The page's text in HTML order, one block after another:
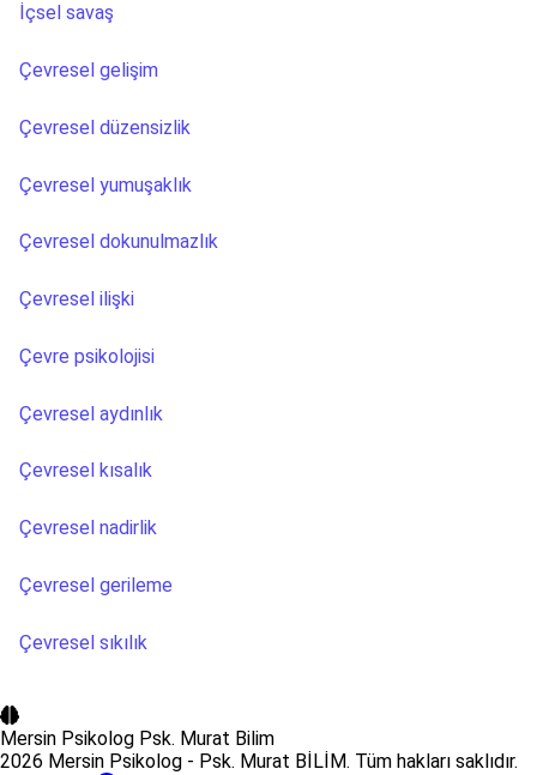
İçsel savaş
Çevresel gelişim
Çevresel düzensizlik
Çevresel yumuşaklık
Çevresel dokunulmazlık
Çevresel ilişki
Çevre psikolojisi
Çevresel aydınlık
Çevresel kısalık
Çevresel nadirlik
Çevresel gerileme
Çevresel sıkılık
Mersin Psikolog Psk. Murat Bilim
2026 Mersin Psikolog - Psk. Murat BİLİM. Tüm hakları saklıdır.